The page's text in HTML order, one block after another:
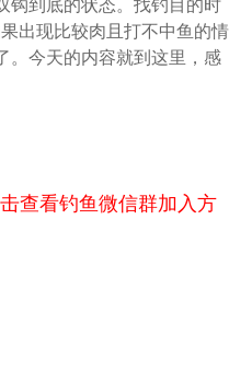
钩到底的状态。找钓目的时
出现比较肉且打不中鱼的情
。今天的内容就到这里，感
查看钓鱼微信群加入方